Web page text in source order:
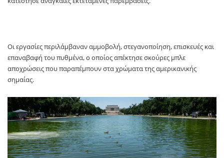
Οι εργασίες περιλάμβαναν αμμοβολή, στεγανοποίηση, επισκευές και
επαναβαφή του πυθμένα, ο οποίος απέκτησε σκούρες μπλε
αποχρώσεις που παραπέμπουν στα χρώματα της αμερικανικής
σημαίας.